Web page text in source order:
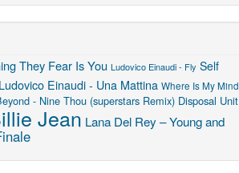
They Fear Is You Ludovico Einaudi - Fly Self
Ludovico Einaudi - Una Mattina Where Is My Mind
- Nine Thou (superstars Remix) Disposal Unit
Jean Lana Del Rey – Young and